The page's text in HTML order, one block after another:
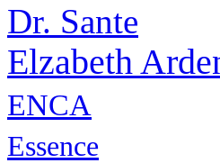
Dr. Sante
Elzabeth
ENCA
Essence